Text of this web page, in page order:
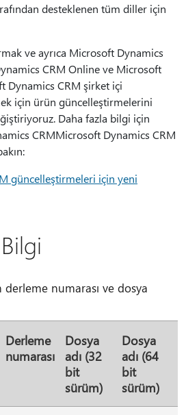
desteklenen tüm diller için
ve ayrıca Microsoft Dynamics
CRM Online ve Microsoft
Dynamics CRM şirket içi
için ürün güncelleştirmelerini
Daha fazla bilgi için
CRMMicrosoft Dynamics CRM
güncelleştirmeleri için yeni
numarası ve dosya
Derleme
numarası
Dosya
adı (32
bit
sürüm)
Dosya
adı (64
bit
sürüm)